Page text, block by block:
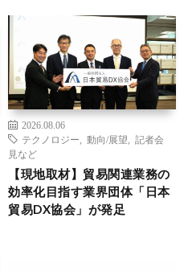
2026.08.06
テクノロジー
動向/展望
記者会
見など
【現地取材】貿易関連業務の
効率化目指す業界団体「日本
貿易DX協会」が発足